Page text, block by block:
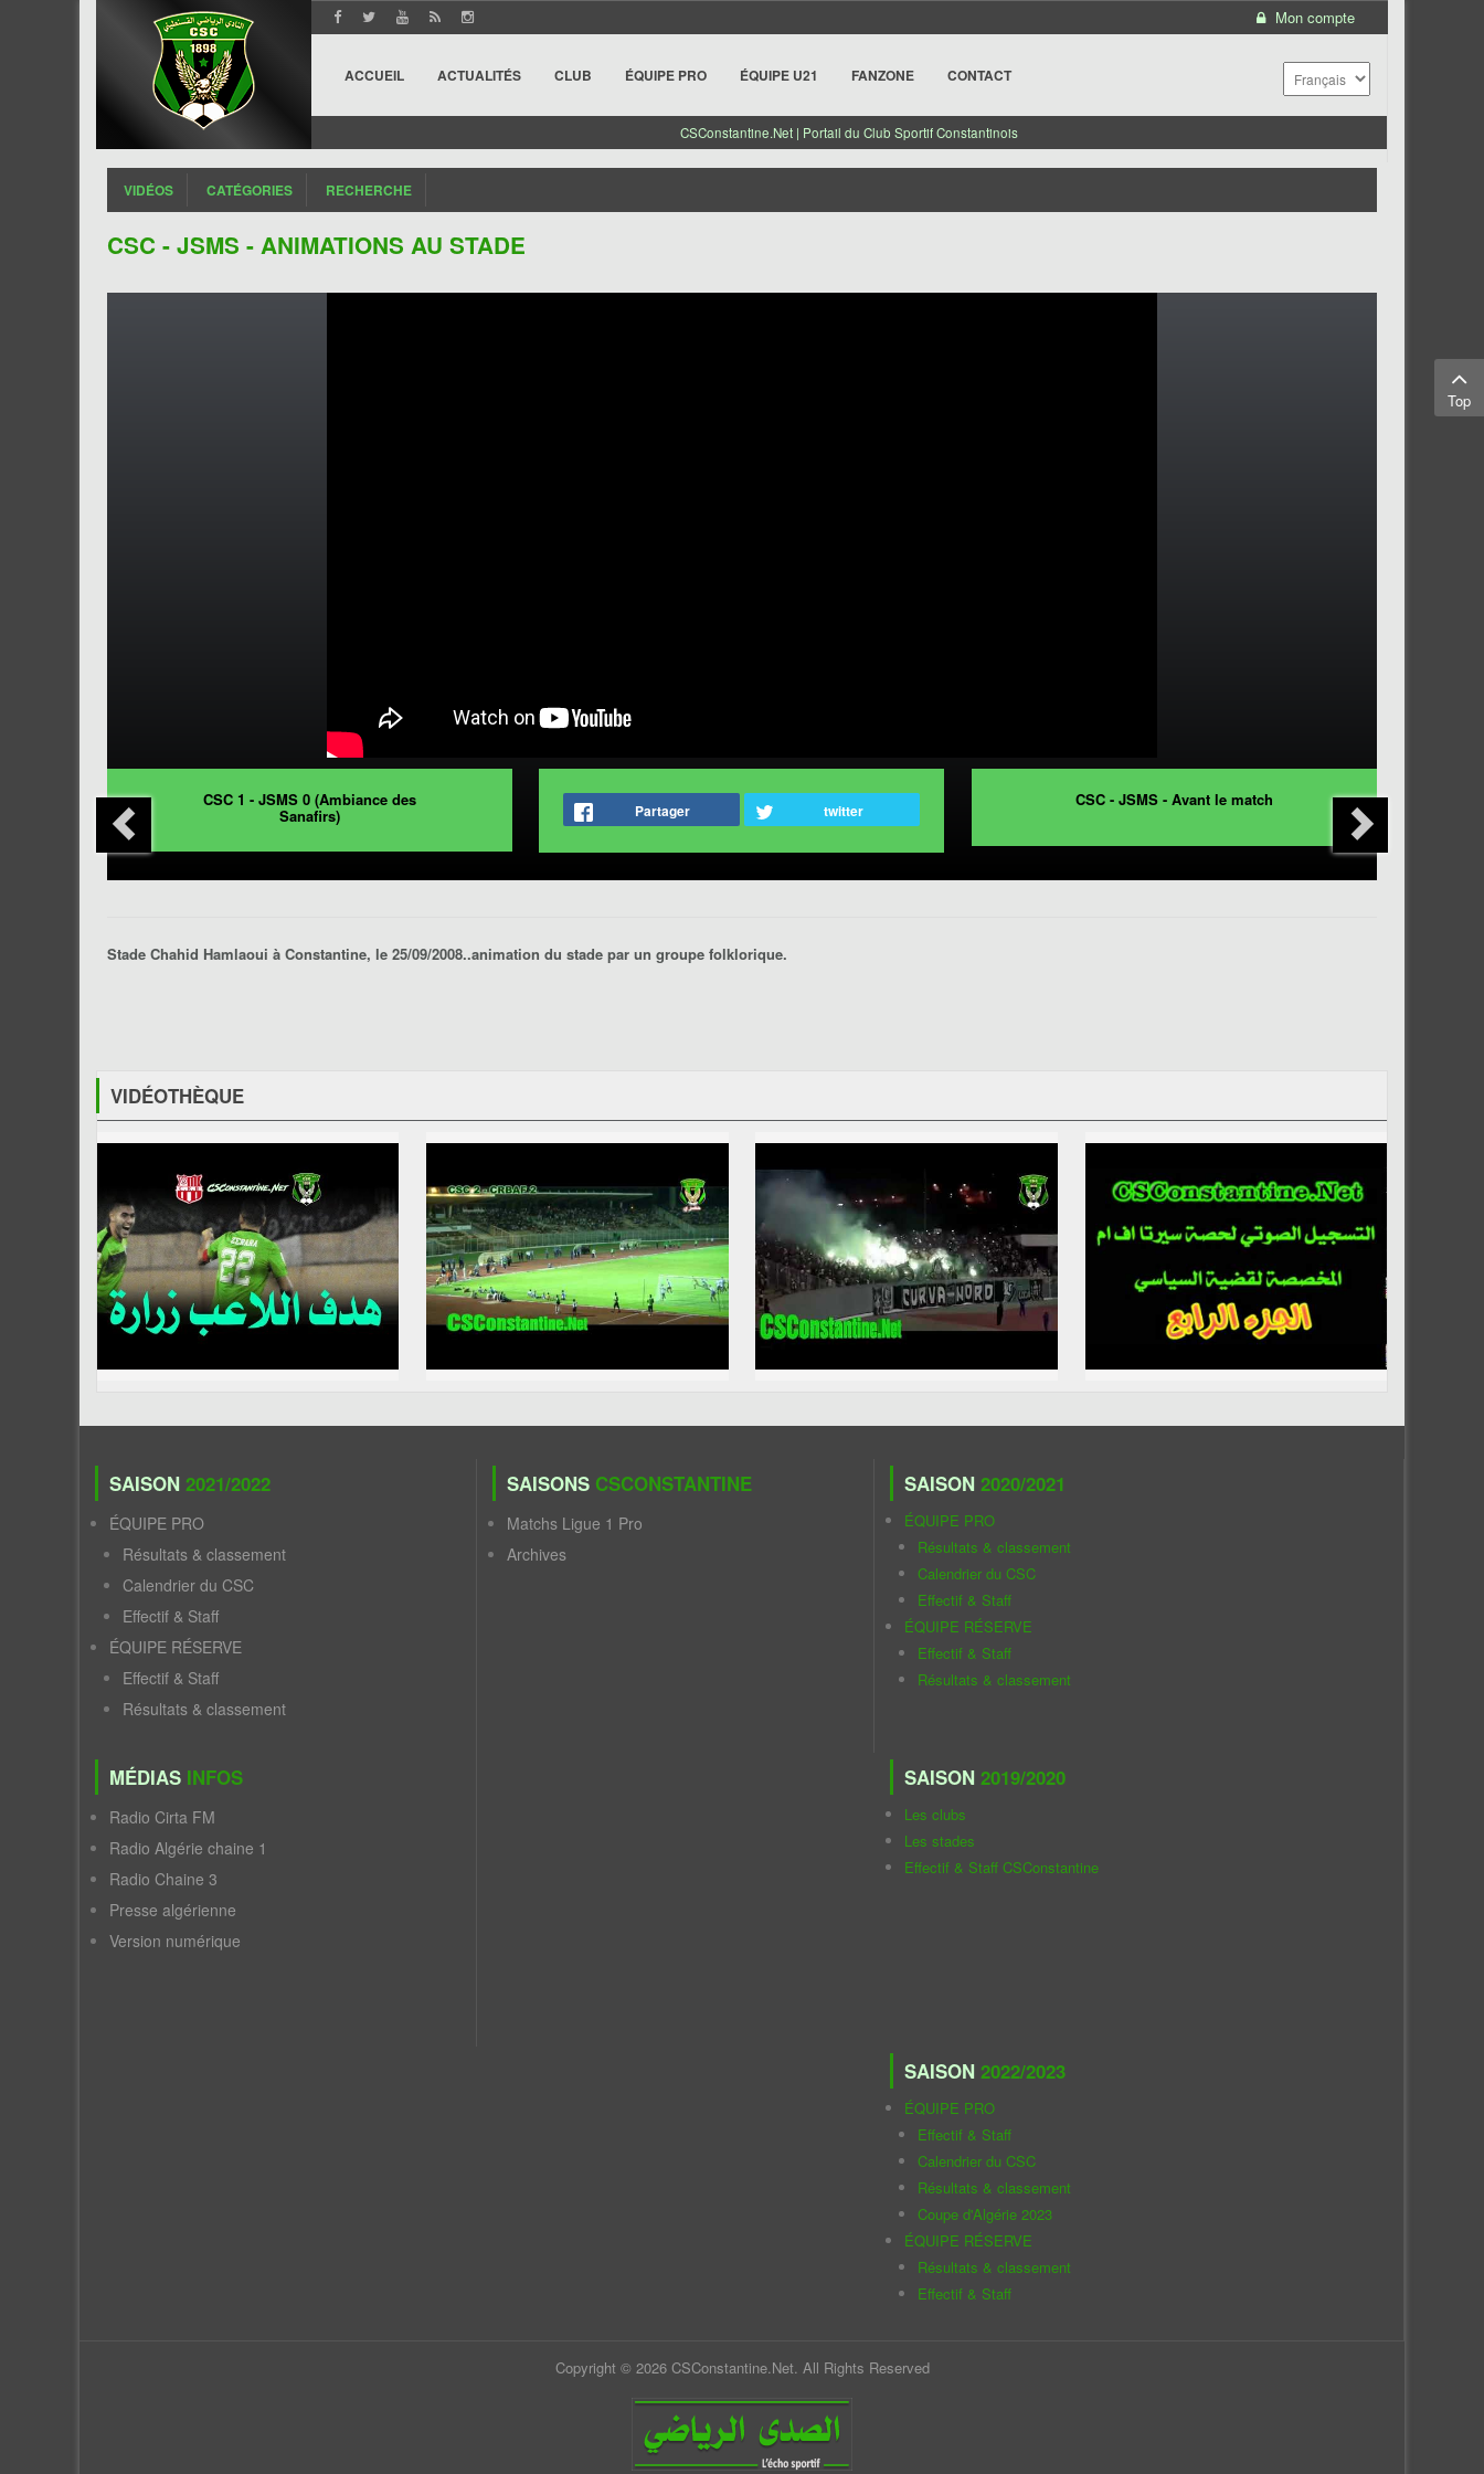
Mon compte
ACCUEIL ACTUALITÉS CLUB ÉQUIPE PRO ÉQUIPE U21 FANZONE CONTACT
CSConstantine.Net | Portail du Club Sportif Constantinois
VIDÉOS CATÉGORIES RECHERCHE
CSC - JSMS - ANIMATIONS AU STADE
CSC 1 - JSMS 0 (Ambiance des
Sanafirs) Partager twitter
CSC - JSMS - Avant le match
Stade Chahid Hamlaoui à Constantine, le 25/09/2008..animation du stade par un groupe folklorique.
VIDÉOTHÈQUE
SAISON 2021/2022
ÉQUIPE PRO
Résultats & classement
Calendrier du CSC
Effectif & Staff
ÉQUIPE RÉSERVE
Effectif & Staff
Résultats & classement
MÉDIAS INFOS
Radio Cirta FM
Radio Algérie chaine 1
Radio Chaine 3
Presse algérienne
Version numérique
SAISONS CSCONSTANTINE
Matchs Ligue 1 Pro
Archives
SAISON 2020/2021
ÉQUIPE PRO
Résultats & classement
Calendrier du CSC
Effectif & Staff
ÉQUIPE RÉSERVE
Effectif & Staff
Résultats & classement
SAISON 2019/2020
Les clubs
Les stades
Effectif & Staff CSConstantine
SAISON 2022/2023
ÉQUIPE PRO
Effectif & Staff
Calendrier du CSC
Résultats & classement
Coupe d'Algérie 2023
ÉQUIPE RÉSERVE
Résultats & classement
Effectif & Staff
Copyright © 2026 CSConstantine.Net. All Rights Reserved
Top